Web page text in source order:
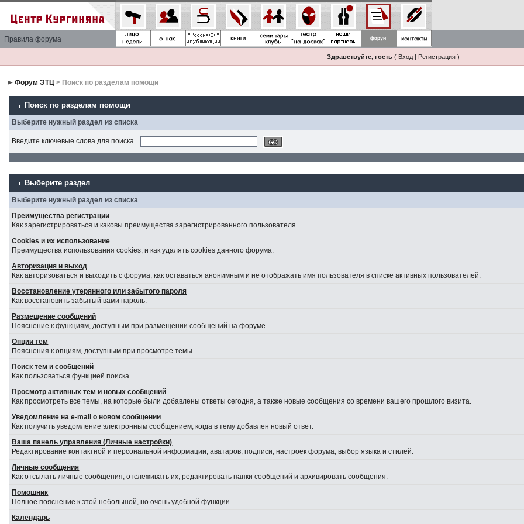
Правила форума
Здравствуйте, гость( Вход| Регистрация)
Форум ЭТЦ > Поиск по разделам помощи
Поиск по разделам помощи
Выберите нужный раздел из списка
Введите ключевые слова для поиска
Выберите раздел
Выберите нужный раздел из списка
Преимущества регистрации
Как зарегистрироваться и каковы преимущества зарегистрированного пользователя.
Cookies и их использование
Преимущества использования cookies, и как удалять cookies данного форума.
Авторизация и выход
Как авторизоваться и выходить с форума, как оставаться анонимным и не отображать имя пользователя в списке активных пользователей.
Восстановление утерянного или забытого пароля
Как восстановить забытый вами пароль.
Размещение сообщений
Пояснение к функциям, доступным при размещении сообщений на форуме.
Опции тем
Пояснения к опциям, доступным при просмотре темы.
Поиск тем и сообщений
Как пользоваться функцией поиска.
Просмотр активных тем и новых сообщений
Как просмотреть все темы, на которые были добавлены ответы сегодня, а также новые сообщения со времени вашего прошлого визита.
Уведомление на е-mail о новом сообщении
Как получить уведомление электронным сообщением, когда в тему добавлен новый ответ.
Ваша панель управления (Личные настройки)
Редактирование контактной и персональной информации, аватаров, подписи, настроек форума, выбор языка и стилей.
Личные сообщения
Как отсылать личные сообщения, отслеживать их, редактировать папки сообщений и архивировать сообщения.
Помошник
Полное пояснение к этой небольшой, но очень удобной функции
Календарь